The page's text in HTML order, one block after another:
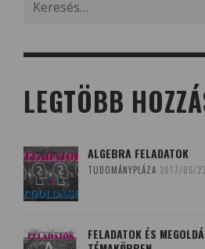
LEGTÖBB
ALGEBRA FELADATOK
TUDOMÁNYPLÁZA 2017/05/23
FELADATOK ÉS